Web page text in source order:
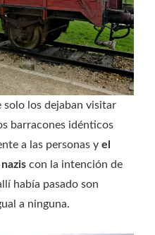
solo los dejaban visitar
barracones idénticos
a las personas y el
con la intención de
había pasado son
a ninguna.